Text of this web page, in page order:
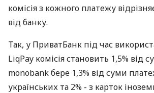
комісія з кожного платежу
від банку.
Так, у ПриватБанк під час
LiqPay комісія становить 1,5% від
monobank бере 1,3% від суми
українських та 2% - з карток